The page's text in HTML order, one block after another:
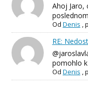
Ahoj Jaro,
Od Denis ,
RE:
pomohlo k
Od Denis ,